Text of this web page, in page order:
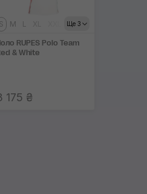
Ще 3
S M L
RUPES Polo Team
& White
175 ₴